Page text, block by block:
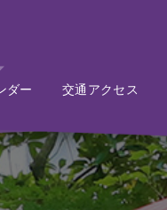
ダー 交通アクセス
Access